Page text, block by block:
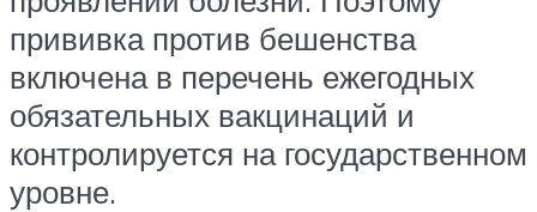
прививка против бешенства
включена в перечень ежегодных
обязательных вакцинаций и
контролируется на государственном
уровне.